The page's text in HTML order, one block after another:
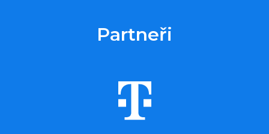
Partneři